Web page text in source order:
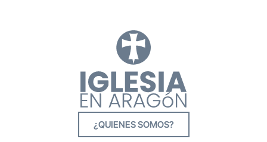
¿QUIENES SOMOS?